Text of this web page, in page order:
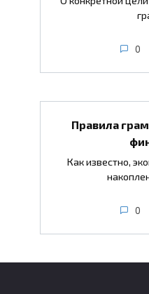
0
Правила
Как известно,
0